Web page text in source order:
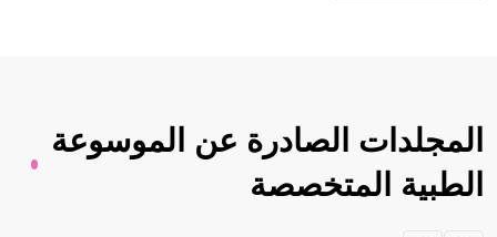
المجلدات الصادرة عن الموسوعة
الطبية المتخصصة